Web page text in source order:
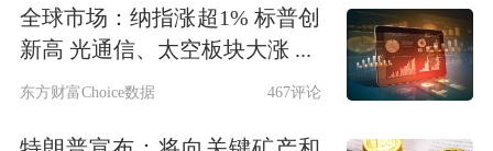
“今年春节后金价持续走高，当下每克
价格基本维持在七百多元高位，这使得
全球市场：纳指涨超1% 标普创
新高 光通信、太空板块大涨 ...
东方财富Choice数据 467评论